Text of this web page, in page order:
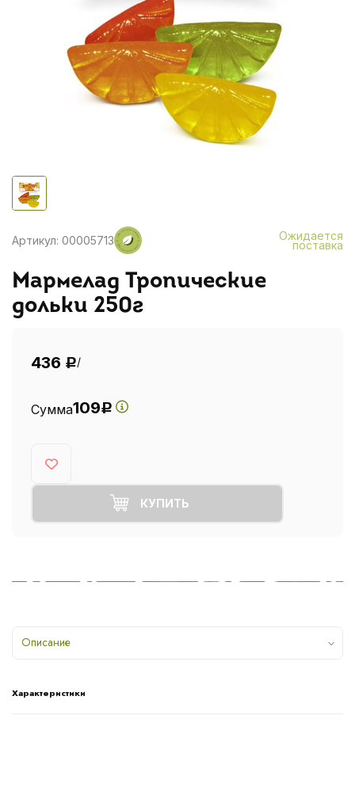
Артикул: 00005713 Ожидается
поставка
Мармелад Тропические
дольки 250г
436 Р/
Сумма109Р
КУПИТЬ
Описание
Характеристики